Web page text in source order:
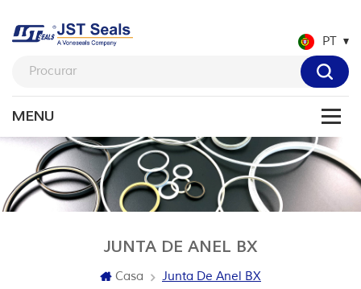
PT
JUNTA DE ANEL BX
Casa Junta De Anel BX